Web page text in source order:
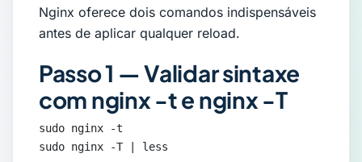
Nginx oferece dois comandos indispensáveis
antes de aplicar qualquer reload.
Passo 1 — Validar sintaxe
com nginx -t e nginx -T
sudo nginx -t
sudo nginx -T | less